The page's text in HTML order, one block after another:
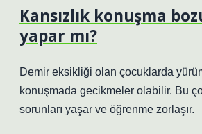
Kansızlık konuşma
yapar mı?
Demir eksikliği olan çocuklarda
konuşmada gecikmeler olabilir. Bu
sorunları yaşar ve öğrenme zorlaşır.